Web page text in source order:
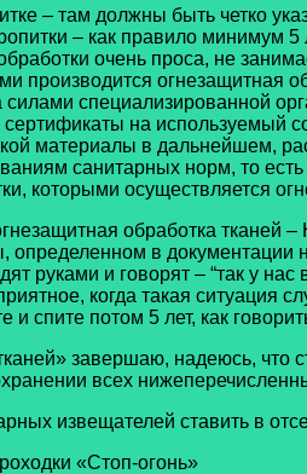
– там должны быть четко
– как правило минимум 5
очень проса, не
производится огнезащитная
специализированной
на используемый
материалы в дальнейшем,
санитарных норм, то
которыми осуществляется
обработка тканей
в
руками и говорят – “так у
когда такая ситуация
и спите потом 5 лет, как
завершаю, надеюсь,
всех
извещателей ставить в
«Стоп-огонь»